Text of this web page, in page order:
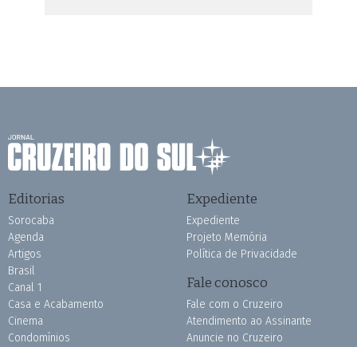
Editorias
Sorocaba
Agenda
Artigos
Brasil
Canal 1
Casa e Acabamento
Cinema
Condomínios
Expediente
Expediente
Projeto Memória
Política de Privacidade
Fale conosco
Fale com o Cruzeiro
Atendimento ao Assinante
Anuncie no Cruzeiro